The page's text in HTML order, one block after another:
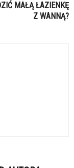
MAŁĄ ŁAZIENKĘ
Z WANNĄ?